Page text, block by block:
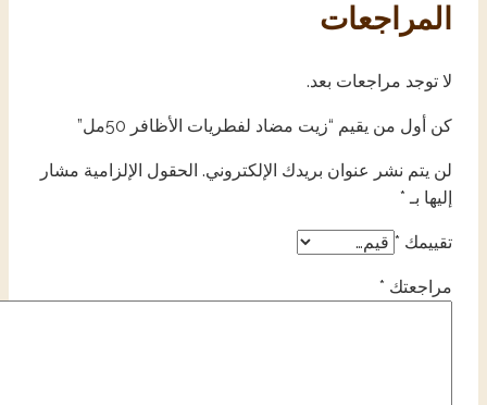
المراجعات
لا توجد مراجعات بعد.
كن أول من يقيم “زيت مضاد لفطريات الأظافر 50مل”
لن يتم نشر عنوان بريدك الإلكتروني. الحقول الإلزامية مشار
إليها بـ *
تقييمك *
مراجعتك *